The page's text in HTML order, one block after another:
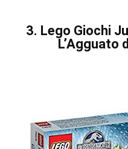
3. Lego Giochi
L’Agguato